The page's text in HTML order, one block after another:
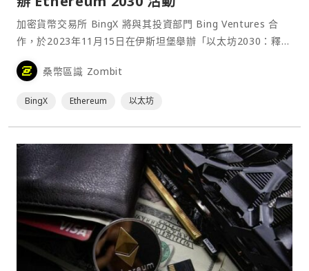
加密貨幣交易所 BingX 將與其投資部門 Bing Ventures 合
作，於2023年11月15日在伊斯坦堡舉辦「以太坊2030：釋放
未來創新力（Ethereum 2030：Unraveling Tomorrow's
Innovations）」。作為 Devconnect 2023 期間的首要盛
創業者，共同迎接創新新時代。
桑幣區識 Zombit
BingX Ethereum 以太坊